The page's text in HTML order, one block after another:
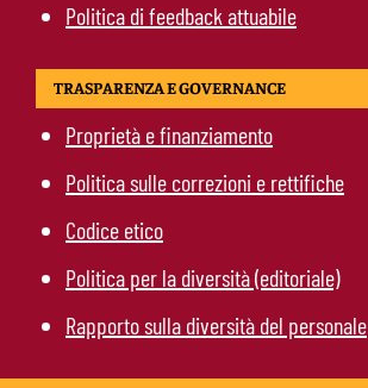
Politica di feedback attuabile
TRASPARENZA E GOVERNANCE
Proprietà e finanziamento
Politica sulle correzioni e rettifiche
Codice etico
Politica per la diversità (editoriale)
Rapporto sulla diversità del personale